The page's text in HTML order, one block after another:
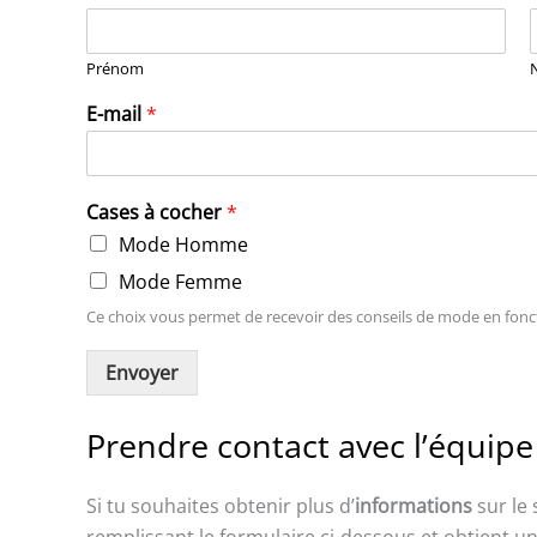
Prénom
E-mail*
Cases à cocher*
Mode Homme
Mode Femme
Ce choix vous permet de recevoir des conseils de mode en
Envoyer
Prendre contact avec
Si tu souhaites obtenir plus d’informations sur le